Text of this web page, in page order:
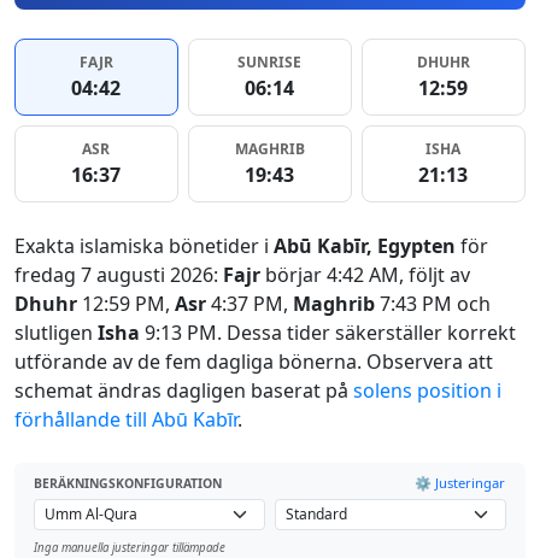
FAJR
04:42
SUNRISE
06:14
DHUHR
12:59
ASR
16:37
MAGHRIB
19:43
ISHA
21:13
Exakta islamiska bönetider i Abū Kabīr, Egypten för
fredag 7 augusti 2026: Fajr börjar 4:42 AM, följt av
Dhuhr 12:59 PM, Asr4:37 PM, Maghrib7:43 PM och
slutligen Isha 9:13 PM. Dessa tider säkerställer korrekt
utförande av de fem dagliga bönerna. Observera att
schemat ändras dagligen baserat på solens position i
förhållande till Abū Kabīr.
BERÄKNINGSKONFIGURATION ⚙️ Justeringar
Inga manuella justeringar tillämpade